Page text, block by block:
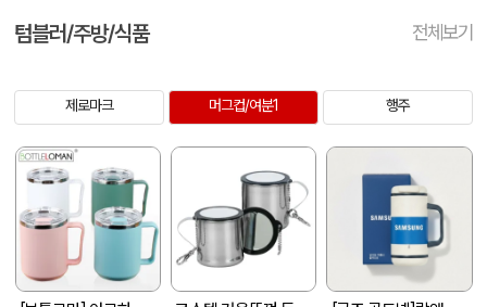
텀블러/주방/식품 전체보기
제로마크 머그컵/여분1 행주